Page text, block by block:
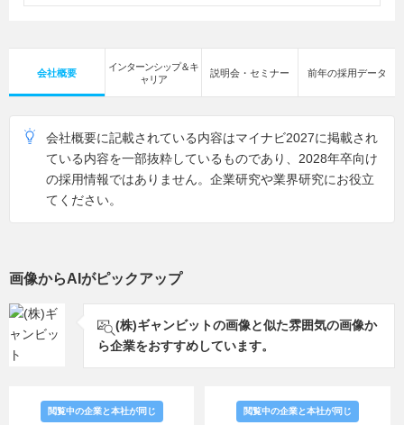
会社概要
インターンシップ＆キ
ャリア
説明会・セミナー 前年の採用データ
会社概要に記載されている内容はマイナビ2027に掲載され
ている内容を一部抜粋しているものであり、2028年卒向け
の採用情報ではありません。企業研究や業界研究にお役立
てください。
画像からAIがピックアップ
(株)ギャンビットの画像と似た雰囲気の画像か
ら企業をおすすめしています。
閲覧中の企業と本社が同じ 閲覧中の企業と本社が同じ